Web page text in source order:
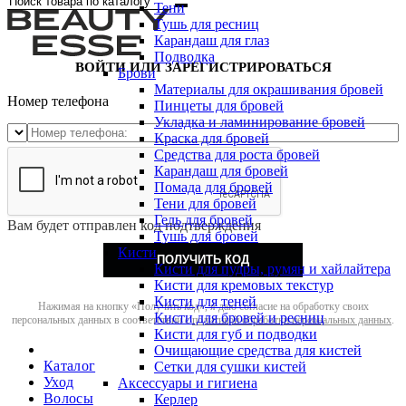
Тени
Тушь для ресниц
Карандаш для глаз
Подводка
Брови
Материалы для окрашивания бровей
Пинцеты для бровей
Укладка и ламинирование бровей
Краска для бровей
Средства для роста бровей
Карандаш для бровей
Помада для бровей
Тени для бровей
Гель для бровей
Тушь для бровей
Кисти
Кисти для пудры, румян и хайлайтера
Кисти для кремовых текстур
Кисти для теней
Кисти для бровей и ресниц
Кисти для губ и подводки
Очищающие средства для кистей
Сетки для сушки кистей
Аксессуары и гигиена
Керлер
ВОЙТИ ИЛИ ЗАРЕГИСТРИРОВАТЬСЯ
Номер телефона
Вам будет отправлен код подтверждения
ПОЛУЧИТЬ КОД
Нажимая на кнопку «Получить код», я даю согласие на обработку своих
персональных данных в соответствии сполитикой обработки персональных данных.
Каталог
Уход
Волосы